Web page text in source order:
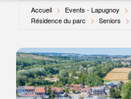
Accueil Events - Lapugnoy
Résidence du parc
Seniors